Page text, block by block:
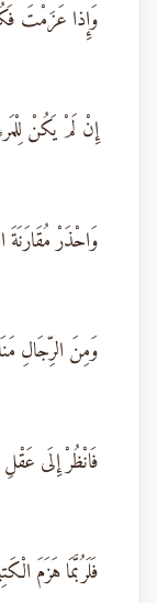
وَإِذا عَزَمْتَ
إِنْ لَمْ يَكُنْ
وَاحْذَرْ مُقَارَنَةَ
وَمِنَ الرِّجَالِ
فَانْظُرْ إِلَى
فَلَرُبَّمَا هَزَمَ